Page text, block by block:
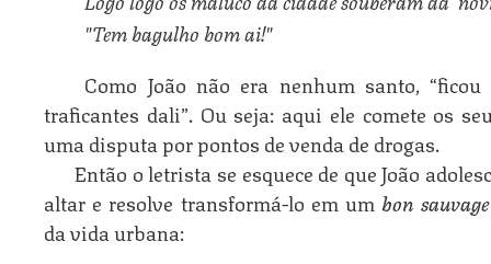
"Tem bagulho bom ai!"
Como João não era nenhum santo,
traficantes dali”. Ou seja: aqui ele comete os
uma disputa por pontos de venda de drogas.
Então o letrista se esquece de que João
altar e resolve transformá-lo em umbon
da vida urbana: